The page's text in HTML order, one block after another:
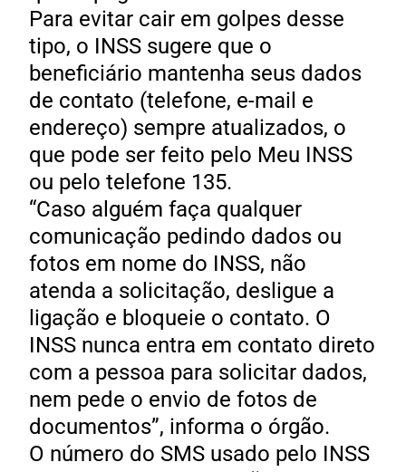
Para evitar cair em golpes desse
tipo, o INSS sugere que o
beneficiário mantenha seus dados
de contato (telefone, e-mail e
endereço) sempre atualizados, o
que pode ser feito pelo Meu INSS
ou pelo telefone 135.
“Caso alguém faça qualquer
comunicação pedindo dados ou
fotos em nome do INSS, não
atenda a solicitação, desligue a
ligação e bloqueie o contato. O
INSS nunca entra em contato direto
com a pessoa para solicitar dados,
nem pede o envio de fotos de
documentos”, informa o órgão.
O número do SMS usado pelo INSS